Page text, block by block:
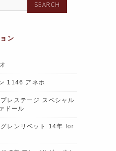
ン
1146 アネホ
レステージ スペシャル
ドール
レンリベット 14年 for